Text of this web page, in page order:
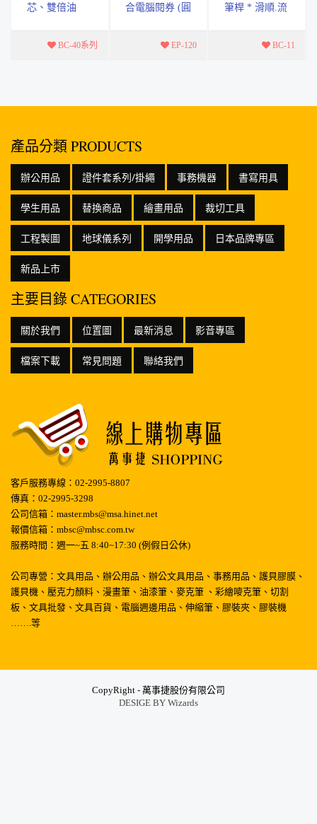
芯、雙倍油
款 藍紅 黑紅
BC-40系列
合電腦閱券 (圓
Tomato 電腦閱
EP-120
筆桿 * 滑順.流
650M *共三種
BC-11
產品分類 PRODUCTS
辦公用品 證件套系列/掛繩 事務機器 書寫用具
學生用品 替換商品 繪畫用品 裁切工具
工程製圖 地球儀系列 開學用品 日本品牌專區
新品上市
主要目錄 CATEGORIES
關於我們 位置圖 最新消息 影音專區
檔案下載 常見問題 聯絡我們
客戶服務專線：02-2995-8807
傳真：02-2995-3298
公司信箱：master.mbs@msa.hinet.net
報價信箱：mbsc@mbsc.com.tw
服務時間：週一~五 8:40~17:30 (例假日公休)
公司專營：文具用品、辦公用品、辦公文具用品、事務用品、護貝膠膜、
護貝機、壓克力顏料、漫畫筆、油漆筆、麥克筆 、彩繪嘜克筆、切割
板、文具批發、文具百貨、電腦週邊用品、伸縮筆、膠裝夾、膠裝機
…….等
CopyRight - 萬事捷股份有限公司
DESIGE BY Wizards